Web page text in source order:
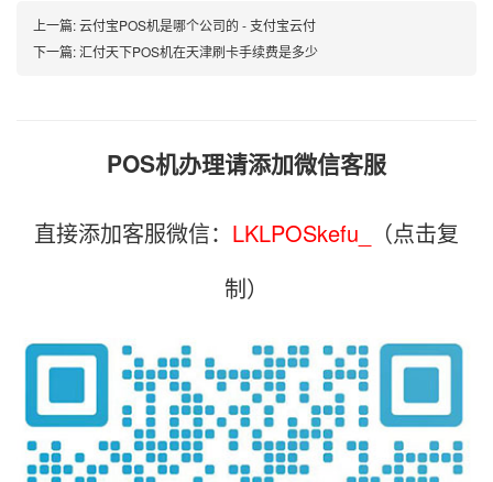
上一篇:云付宝POS机是哪个公司的 - 支付宝云付
下一篇:汇付天下POS机在天津刷卡手续费是多少
POS机办理请添加微信客服
直接添加客服微信： LKLPOSkefu_
（点击复
制）